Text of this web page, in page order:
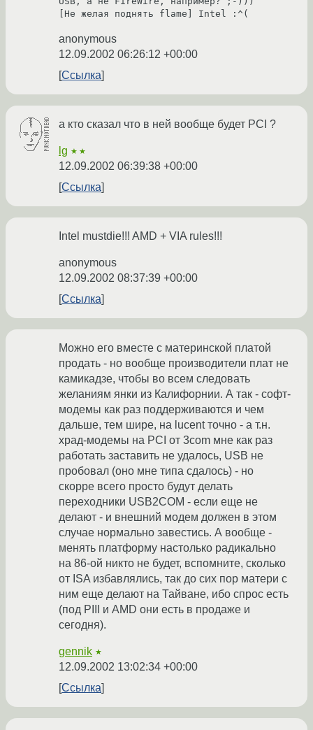
[Не желая поднять flame] Intel :^(
anonymous
12.09.2002 06:26:12 +00:00
Ссылка
а кто сказал что в ней вообще будет PCI ?
lg ★★
12.09.2002 06:39:38 +00:00
Ссылка
Intel mustdie!!! AMD + VIA rules!!!
anonymous
12.09.2002 08:37:39 +00:00
Ссылка
Можно его вместе с материнской платой
продать - но вообще производители плат не
камикадзе, чтобы во всем следовать
желаниям янки из Калифорнии. А так - софт-
модемы как раз поддерживаются и чем
дальше, тем шире, на lucent точно - а т.н.
храд-модемы на PCI от 3com мне как раз
работать заставить не удалось, USB не
пробовал (оно мне типа сдалось) - но
скорре всего просто будут делать
переходники USB2COM - если еще не
делают - и внешний модем должен в этом
случае нормально завестись. А вообще -
менять платформу настолько радикально
на 86-ой никто не будет, вспомните, сколько
от ISA избавлялись, так до сих пор матери с
ним еще делают на Тайване, ибо спрос есть
(под PIII и AMD они есть в продаже и
сегодня).
gennik ★
12.09.2002 13:02:34 +00:00
Ссылка